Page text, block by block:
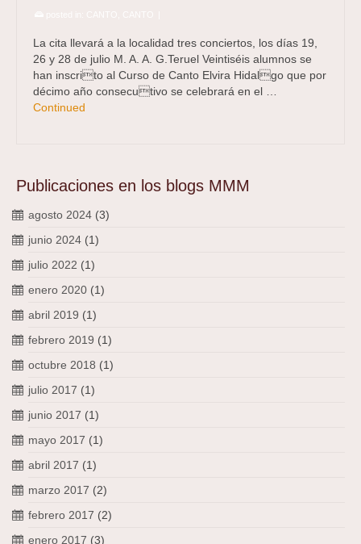
La cita llevará a la localidad tres conciertos, los días 19,
26 y 28 de julio M. A. A. G.Teruel Veintiséis alumnos se
han inscrito al Curso de Canto Elvira Hidalgo que por
décimo año consecutivo se celebrará en el …
Continued
Publicaciones en los blogs MMM
agosto 2024 (3)
junio 2024 (1)
julio 2022 (1)
enero 2020 (1)
abril 2019 (1)
febrero 2019 (1)
octubre 2018 (1)
julio 2017 (1)
junio 2017 (1)
mayo 2017 (1)
abril 2017 (1)
marzo 2017 (2)
febrero 2017 (2)
enero 2017 (3)